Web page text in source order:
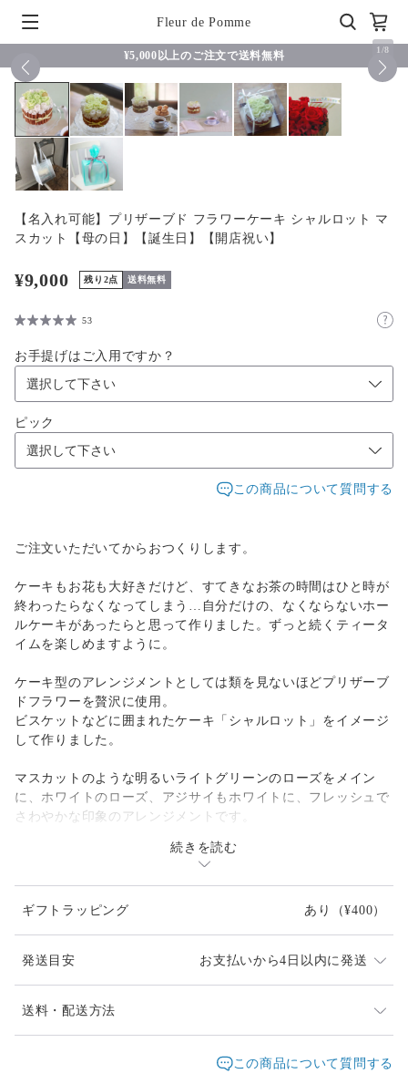
Fleur de Pomme
¥5,000以上のご注文で送料無料 1 /8
【名入れ可能】プリザーブド フラワーケーキ シャルロット マ
スカット【母の日】【誕生日】【開店祝い】
¥9,000 残り2点 送料無料
53
お手提げはご入用ですか？
ピック
この商品について質問する
ご注文いただいてからおつくりします。
ケーキもお花も大好きだけど、すてきなお茶の時間はひと時が
終わったらなくなってしまう…自分だけの、なくならないホー
ルケーキがあったらと思って作りました。ずっと続くティータ
イムを楽しめますように。
ケーキ型のアレンジメントとしては類を見ないほどプリザーブ
ドフラワーを贅沢に使用。
ビスケットなどに囲まれたケーキ「シャルロット」をイメージ
して作りました。
マスカットのような明るいライトグリーンのローズをメイン
に、ホワイトのローズ、アジサイもホワイトに、フレッシュで
さわやかな印象のアレンジメントです。
高級感のある雰囲気で、目上の方にもおすすめです。
飾るのに便利なクリアケースに入れてリボンをかけた簡易ラッ
ピングでお届けします。
有料ラッピングはさらにペーパーでお包みします。
お手渡し用のお手提げお付けします。オプションにて選択して
クリアケースにはプリザーブドフラワーの取扱シールを貼りま
続きを読む
ギフトラッピング あり （¥400）
発送目安 お支払いから4日以内に発送
同一花材が廃盤等入手できない場合、類似の花材になり
発送は通常2、3日以内（土日祝日を除く）に対応させて
送料・配送方法
この商品について質問する